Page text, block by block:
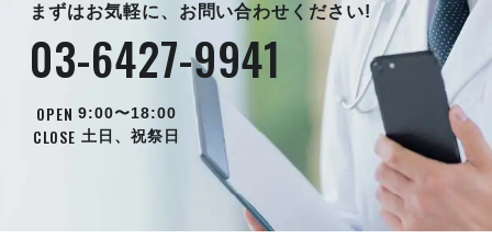
まずはお気軽に、お問い合わせください!
03-6427-9941
OPEN 9:00〜18:00
CLOSE 土日、祝祭日